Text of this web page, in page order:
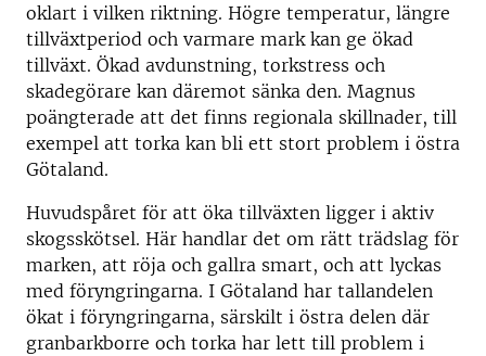
oklart i vilken riktning. Högre temperatur, längre
tillväxtperiod och varmare mark kan ge ökad
tillväxt. Ökad avdunstning, torkstress och
skadegörare kan däremot sänka den. Magnus
poängterade att det finns regionala skillnader, till
exempel att torka kan bli ett stort problem i östra
Götaland.
Huvudspåret för att öka tillväxten ligger i aktiv
skogsskötsel. Här handlar det om rätt trädslag för
marken, att röja och gallra smart, och att lyckas
med föryngringarna. I Götaland har tallandelen
ökat i föryngringarna, särskilt i östra delen där
granbarkborre och torka har lett till problem i